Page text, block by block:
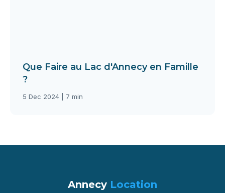
Que Faire au Lac d'Annecy en Famille
?
5 Dec 2024 | 7 min
Annecy Location